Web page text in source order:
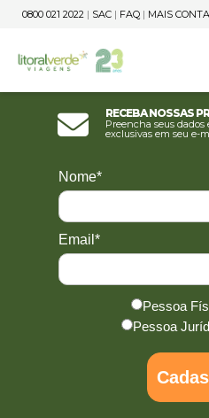
0800 021 2022 | SAC | FAQ | MAIS
Receba nossas
Preencha seus dados
exclusivas em seu e-
Nome*
Email*
Pessoa
Pessoa